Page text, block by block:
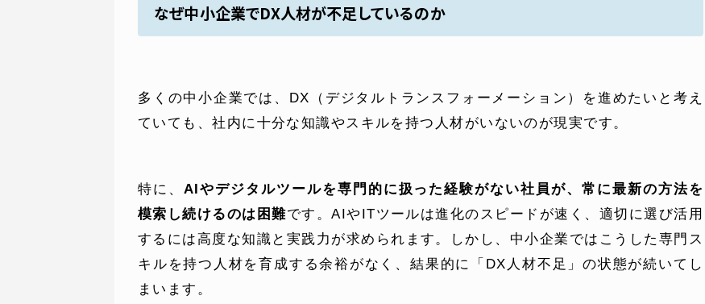
SERVICE
事業内容
AI導入支援
CONTENT
コンテンツ
課題解決
COMPANY
企業案内
会社概要
なぜ中小企業でDX人材が不足しているのか
多くの中小企業では、DX（デジタルトランスフォーメーション）を進めたいと考え
ていても、社内に十分な知識やスキルを持つ人材がいないのが現実です。
特に、 AIやデジタルツールを専門的に扱った経験がない社員が、常に最新の方法を
模索し続けるのは困難です。AIやITツールは進化のスピードが速く、適切に選び活用
するには高度な知識と実践力が求められます。しかし、中小企業ではこうした専門ス
キルを持つ人材を育成する余裕がなく、結果的に「DX人材不足」の状態が続いてし
まいます。